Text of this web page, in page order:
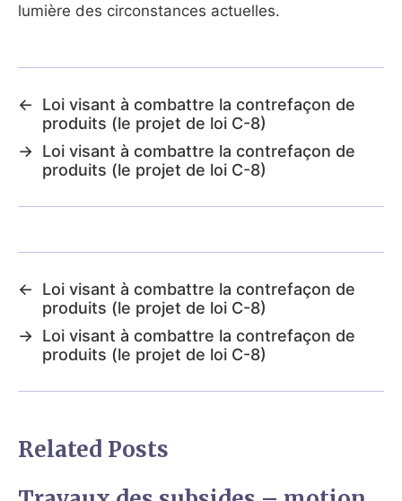
lumière des circonstances actuelles.
←
Loi visant à combattre la contrefaçon de
produits (le projet de loi C-8)
→ Loi visant à combattre la contrefaçon de
produits (le projet de loi C-8)
←
Loi visant à combattre la contrefaçon de
produits (le projet de loi C-8)
→ Loi visant à combattre la contrefaçon de
produits (le projet de loi C-8)
Related Posts